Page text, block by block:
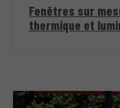
Fenêtres sur
thermique et